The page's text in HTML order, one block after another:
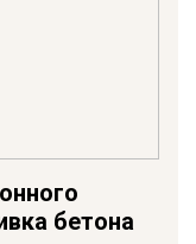
бетона